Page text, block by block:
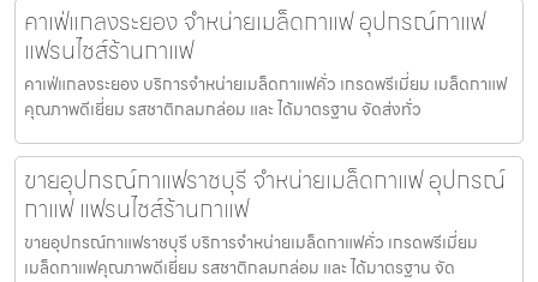
คาเฟ่แกลงระยอง จำหน่ายเมล็ดกาแฟ อุปกรณ์กาแฟ
แฟรนไชส์ร้านกาแฟ
คาเฟ่แกลงระยอง บริการจำหน่ายเมล็ดกาแฟคั่ว เกรดพรีเมี่ยม เมล็ดกาแฟ
คุณภาพดีเยี่ยม รสชาติกลมกล่อม และ ได้มาตรฐาน จัดส่งทั่ว
ขายอุปกรณ์กาแฟราชบุรี จำหน่ายเมล็ดกาแฟ อุปกรณ์
กาแฟ แฟรนไชส์ร้านกาแฟ
ขายอุปกรณ์กาแฟราชบุรี บริการจำหน่ายเมล็ดกาแฟคั่ว เกรดพรีเมี่ยม
เมล็ดกาแฟคุณภาพดีเยี่ยม รสชาติกลมกล่อม และ ได้มาตรฐาน จัด